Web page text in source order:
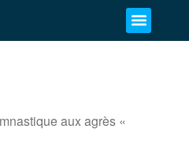
aux agrès «